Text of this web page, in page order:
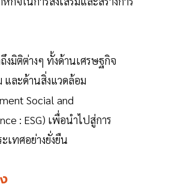
งมิติต่างๆ ทั้งด้านเศรษฐกิจ
และด้านสิ่งแวดล้อม
Social and
: ESG) เพื่อนำไปสู่การ
ทศอย่างยั่งยืน